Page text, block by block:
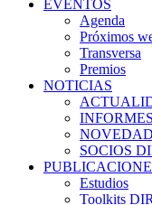
EVENTOS
Agenda
Próximos
Transversa
Premios
NOTICIAS
SOCIOS
Estudios
Toolkits